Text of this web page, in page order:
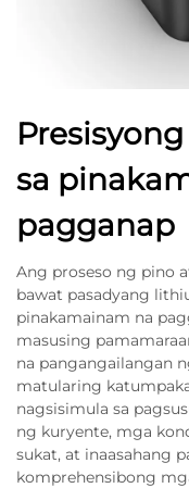
sa
pagganap
Ang proseso ng pino
bawat pasadyang
pinakamainam na
masusing
na pangangailangan
matularing
nagsisimula sa
ng kuryente, mga
sukat, at inaasahang
komprehensibong